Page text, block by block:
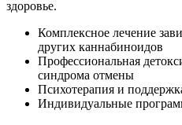
здоровье.
Комплексное лечение
других каннабиноидов
Профессиональная
синдрома отмены
Психотерапия и
Индивидуальные